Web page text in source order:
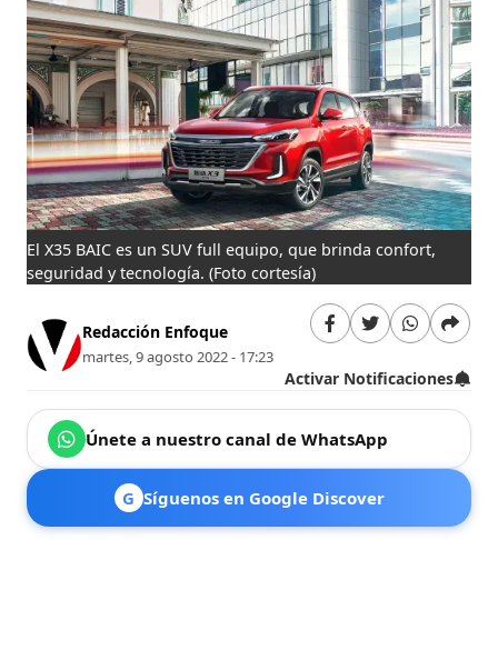
El X35 BAIC es un SUV full equipo, que brinda confort,
seguridad y tecnología. (Foto cortesía)
Redacción Enfoque
martes, 9 agosto 2022 - 17:23
Activar Notificaciones
Únete a nuestro canal de WhatsApp
G Síguenos en Google Discover